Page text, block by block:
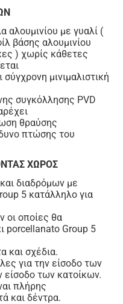
αλουμινίου με γυαλί (
βάσης αλουμινίου
) χωρίς κάθετες
μινιμαλιστική
συγκόλλησης PVD
θραύσης
πτώσης του
ΧΩΡΟΣ
διαδρόμων με
5 κατάλληλο για
οι οποίες θα
porcellanato Group 5
και σχέδια.
για την είσοδο των
είσοδο των κατοίκων.
πλήρης
και δέντρα.